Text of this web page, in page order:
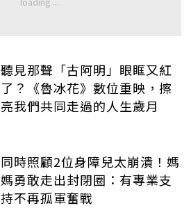
聽見那聲「古阿明」眼眶又紅
了？《魯冰花》數位重映，擦
亮我們共同走過的人生歲月
同時照顧2位身障兒太崩潰！媽
媽勇敢走出封閉圈：有專業支
持不再孤軍奮戰